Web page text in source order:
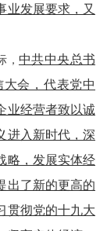
业发展要求，又
， 中共中央总书
会，代表党中
业经营者致以诚
进入新时代，深
略，发展实体经
出了新的更高的
贯彻党的十九大